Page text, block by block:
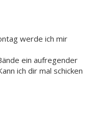
werde ich mir
ein aufregender
ich dir mal schicken